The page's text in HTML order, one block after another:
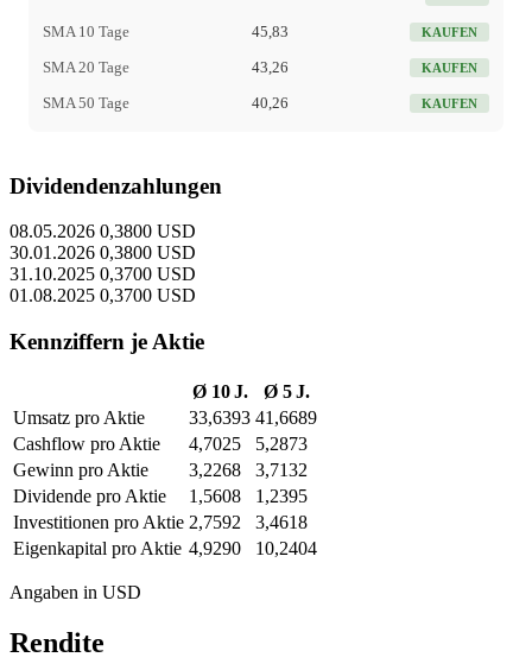
SMA 10 Tage 45,83 KAUFEN
SMA 20 Tage 43,26 KAUFEN
SMA 50 Tage 40,26 KAUFEN
Dividendenzahlungen
08.05.2026 0,3800 USD
30.01.2026 0,3800 USD
31.10.2025 0,3700 USD
01.08.2025 0,3700 USD
Kennziffern je Aktie
Ø 10 J.
Ø 5 J.
Umsatz pro Aktie
33,6393 41,6689
Cashflow pro Aktie
4,7025
5,2873
Gewinn pro Aktie
3,2268
3,7132
Dividende pro Aktie
1,5608
1,2395
Investitionen pro Aktie 2,7592
3,4618
Eigenkapital pro Aktie 4,9290 10,2404
Angaben in USD
Rendite